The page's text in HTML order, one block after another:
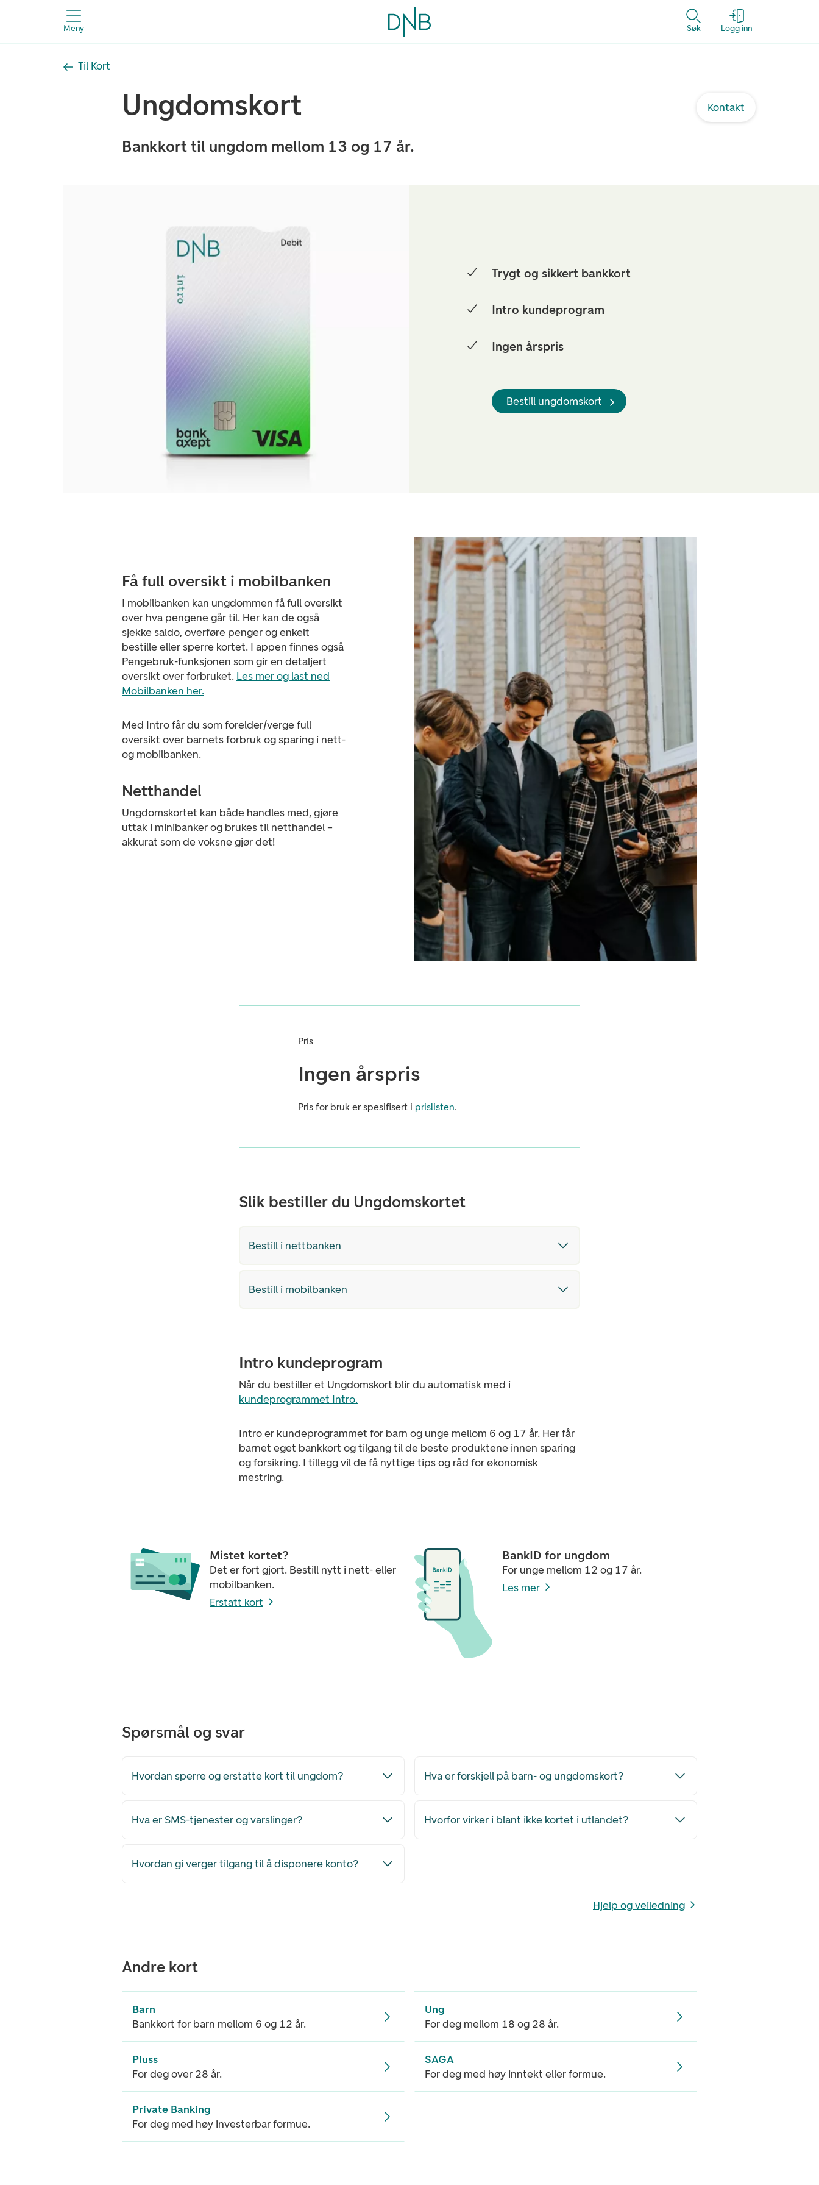
Meny Søk Logg inn
Til Kort
Kontakt
Ungdomskort
Bankkort til ungdom mellom 13 og 17 år.
Trygt og sikkert bankkort
Intro kundeprogram
Ingen årspris
Bestill ungdomskort
Få full oversikt i mobilbanken
I mobilbanken kan ungdommen få full oversikt
over hva pengene går til. Her kan de også
sjekke saldo, overføre penger og enkelt
bestille eller sperre kortet. I appen finnes også
Pengebruk-funksjonen som gir en detaljert
oversikt over forbruket. Les mer og last ned
Mobilbanken her.
Med Intro får du som forelder/verge full
oversikt over barnets forbruk og sparing i nett-
og mobilbanken.
Netthandel
Ungdomskortet kan både handles med, gjøre
uttak i minibanker og brukes til netthandel –
akkurat som de voksne gjør det!
Pris
Ingen årspris
Pris for bruk er spesifisert i prislisten.
Slik bestiller du Ungdomskortet
Bestill i nettbanken
Bestill i mobilbanken
Intro kundeprogram
Når du bestiller et Ungdomskort blir du automatisk med i
kundeprogrammet Intro.
Intro er kundeprogrammet for barn og unge mellom 6 og 17 år. Her får
barnet eget bankkort og tilgang til de beste produktene innen sparing
og forsikring. I tillegg vil de få nyttige tips og råd for økonomisk
mestring.
Mistet kortet?
Det er fort gjort. Bestill nytt i nett- eller
mobilbanken.
Erstatt kort
BankID for ungdom
For unge mellom 12 og 17 år.
Les mer
Spørsmål og svar
Hvordan sperre og erstatte kort til ungdom? Hva er forskjell på barn- og ungdomskort?
Hva er SMS-tjenester og varslinger? Hvorfor virker i blant ikke kortet i utlandet?
Hvordan gi verger tilgang til å disponere konto?
Hjelp og veiledning
Andre kort
Barn
Bankkort for barn mellom 6 og 12 år.
Ung
For deg mellom 18 og 28 år.
Pluss
For deg over 28 år.
SAGA
For deg med høy inntekt eller formue.
Private Banking
For deg med høy investerbar formue.